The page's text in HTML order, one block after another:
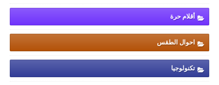
أقلام حرة
احوال الطقس
تكنولوجيا